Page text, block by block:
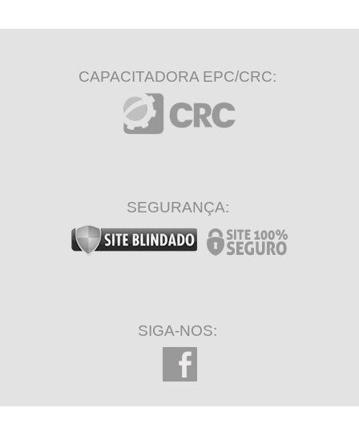
CAPACITADORA EPC/CRC:
SEGURANÇA:
SIGA-NOS: